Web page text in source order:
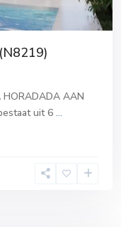
HORADADA AAN
uit 6 ...